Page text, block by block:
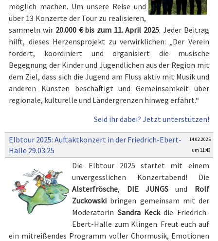
möglich machen. Um unsere Reise und
über 13 Konzerte der Tour zu realisieren,
sammeln wir 20.000 € bis zum 11. April 2025. Jeder Beitrag
hilft, dieses Herzensprojekt zu verwirklichen: „Der Verein
fördert, koordiniert und organisiert die musische
Begegnung der Kinder und Jugendlichen aus der Region mit
dem Ziel, dass sich die Jugend am Fluss aktiv mit Musik und
anderen Künsten beschäftigt und Gemeinsamkeit über
regionale, kulturelle und Ländergrenzen hinweg erfährt.“
Seid ihr dabei? Jetzt unterstützen!
Elbtour 2025: Auftaktkonzert in der Friedrich-Ebert-
Halle 29.03.25
14.02.2025
um 11:43
Die Elbtour 2025 startet mit einem
unvergesslichen Konzertabend! Die
Alsterfrösche, DIE JUNGS und Rolf
Zuckowski bringen gemeinsam mit der
Moderatorin Sandra Keckdie Friedrich-
Ebert-Halle zum Klingen. Freut euch auf
ein mitreißendes Programm voller Chormusik, Emotionen